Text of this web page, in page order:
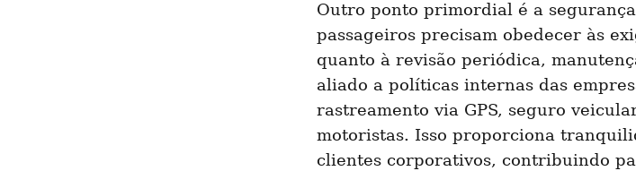
Outro ponto primordial é a
passageiros precisam obedecer às
quanto à revisão periódica,
aliado a políticas internas das
rastreamento via GPS, seguro
motoristas. Isso proporciona
clientes corporativos, contribuindo